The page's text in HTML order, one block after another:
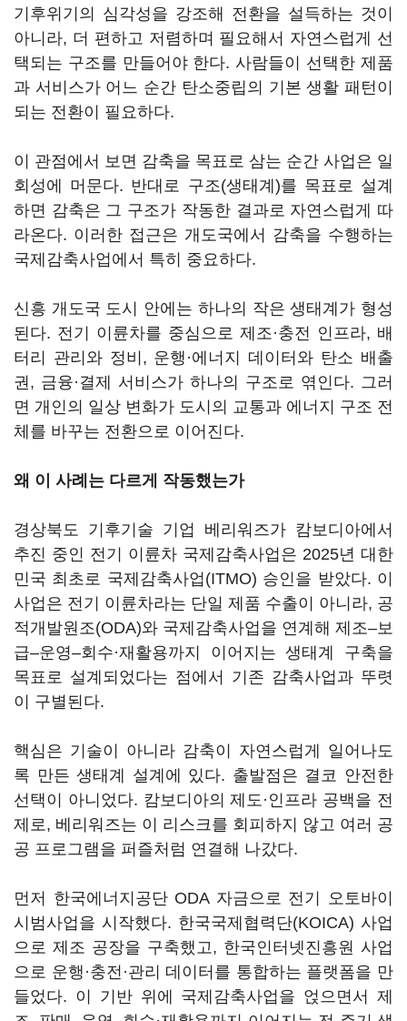
기후위기의 심각성을 강조해 전환을 설득하는 것이
아니라, 더 편하고 저렴하며 필요해서 자연스럽게 선
택되는 구조를 만들어야 한다. 사람들이 선택한 제품
과 서비스가 어느 순간 탄소중립의 기본 생활 패턴이
되는 전환이 필요하다.
이 관점에서 보면 감축을 목표로 삼는 순간 사업은 일
회성에 머문다. 반대로 구조(생태계)를 목표로 설계
하면 감축은 그 구조가 작동한 결과로 자연스럽게 따
라온다. 이러한 접근은 개도국에서 감축을 수행하는
국제감축사업에서 특히 중요하다.
신흥 개도국 도시 안에는 하나의 작은 생태계가 형성
된다. 전기 이륜차를 중심으로 제조·충전 인프라, 배
터리 관리와 정비, 운행·에너지 데이터와 탄소 배출
권, 금융·결제 서비스가 하나의 구조로 엮인다. 그러
면 개인의 일상 변화가 도시의 교통과 에너지 구조 전
체를 바꾸는 전환으로 이어진다.
왜 이 사례는 다르게 작동했는가
경상북도 기후기술 기업 베리워즈가 캄보디아에서
추진 중인 전기 이륜차 국제감축사업은 2025년 대한
민국 최초로 국제감축사업(ITMO) 승인을 받았다. 이
사업은 전기 이륜차라는 단일 제품 수출이 아니라, 공
적개발원조(ODA)와 국제감축사업을 연계해 제조–보
급–운영–회수·재활용까지 이어지는 생태계 구축을
목표로 설계되었다는 점에서 기존 감축사업과 뚜렷
이 구별된다.
핵심은 기술이 아니라 감축이 자연스럽게 일어나도
록 만든 생태계 설계에 있다. 출발점은 결코 안전한
선택이 아니었다. 캄보디아의 제도·인프라 공백을 전
제로, 베리워즈는 이 리스크를 회피하지 않고 여러 공
공 프로그램을 퍼즐처럼 연결해 나갔다.
먼저 한국에너지공단 ODA 자금으로 전기 오토바이
시범사업을 시작했다. 한국국제협력단(KOICA) 사업
으로 제조 공장을 구축했고, 한국인터넷진흥원 사업
으로 운행·충전·관리 데이터를 통합하는 플랫폼을 만
들었다. 이 기반 위에 국제감축사업을 얹으면서 제